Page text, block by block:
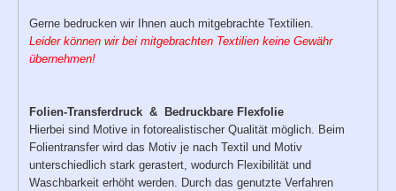
Gerne bedrucken wir Ihnen auch mitgebrachte Textilien.
Leider können wir bei mitgebrachten Textilien keine Gewähr
übernehmen!
Folien-Transferdruck & Bedruckbare Flexfolie
Hierbei sind Motive in fotorealistischer Qualität möglich. Beim
Folientransfer wird das Motiv je nach Textil und Motiv
unterschiedlich stark gerastert, wodurch Flexibilität und
Waschbarkeit erhöht werden. Durch das genutzte Verfahren